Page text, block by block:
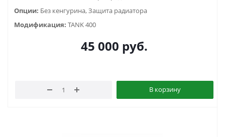
Опции: Без кенгурина, Защита радиатора
Модификация: TANK 400
45 000 руб.
В корзину